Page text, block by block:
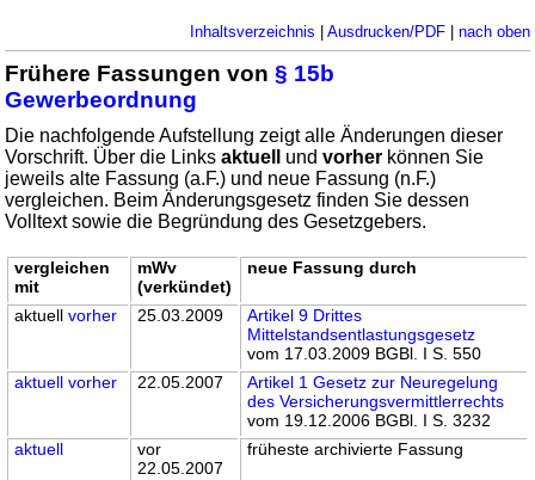
Inhaltsverzeichnis Ausdrucken/PDF| nach oben
Frühere Fassungen von§ 15b
Gewerbeordnung
Die nachfolgende Aufstellung zeigt alle Änderungen dieser
Vorschrift. Über die Linksaktuell undvorher können Sie
jeweils alte Fassung (a.F.) und neue Fassung (n.F.)
vergleichen. Beim Änderungsgesetz finden Sie dessen
Volltext sowie die Begründung des Gesetzgebers.
vergleichen
mit
mWv
(verkündet)
neue Fassung durch
aktuellvorher 25.03.2009
Artikel 9 Drittes
Mittelstandsentlastungsgesetz
vom 17.03.2009 BGBl. I S. 550
aktuell vorher 22.05.2007
Artikel 1 Gesetz zur Neuregelung
des Versicherungsvermittlerrechts
vom 19.12.2006 BGBl. I S. 3232
aktuell
vor
22.05.2007
früheste archivierte Fassung